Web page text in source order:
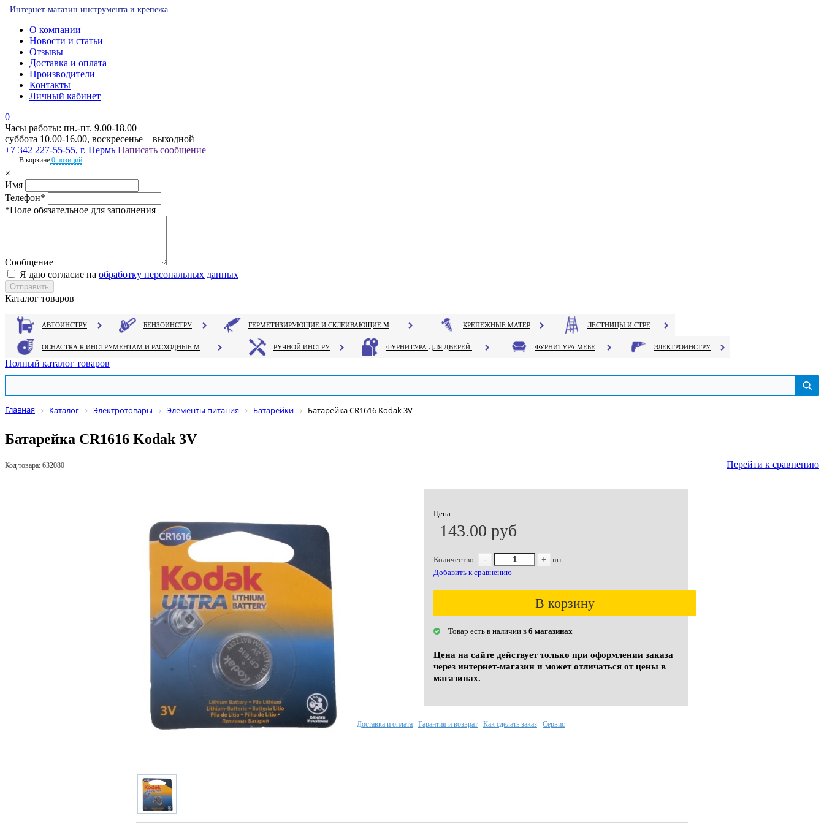
Интернет-магазин инструмента и крепежа
О компании
Новости и статьи
Отзывы
Доставка и оплата
Производители
Контакты
Личный кабинет
0
Часы работы: пн.-пт. 9.00-18.00
суббота 10.00-16.00, воскресенье – выходной
+7 342 227-55-55, г. Пермь Написать сообщение
В корзине 0 позиций
×
Имя
Телефон*
*Поле обязательное для заполнения
Сообщение
Я даю согласие на обработку персональных данных
Каталог товаров
Полный каталог товаров
Главная Каталог Электротовары Элементы питания Батарейки Батарейка CR1616 Kodak 3V
Батарейка CR1616 Kodak 3V
Код товара: 632080 Перейти к сравнению
Цена:
143.00 руб
Количество: - +
шт.
Добавить к сравнению
В корзину
Товар есть в наличии в 6 магазинах
Цена на сайте действует только при оформлении заказа
через интернет-магазин и может отличаться от цены в
магазинах.
Доставка и оплата Гарантия и возврат Как сделать заказ Сервис